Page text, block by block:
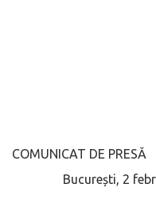
București, 2